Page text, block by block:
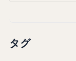
タグ